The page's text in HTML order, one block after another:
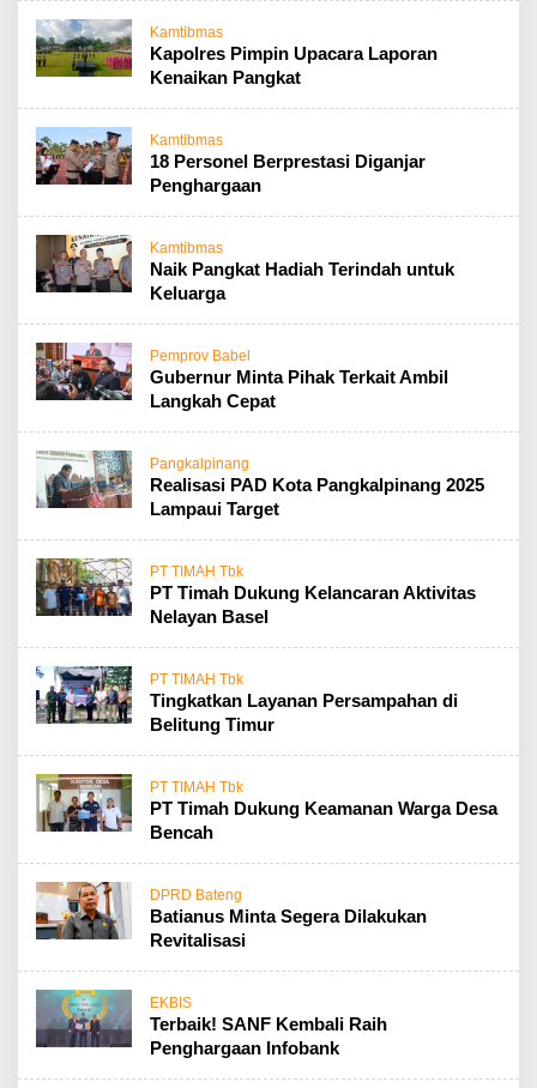
Kamtibmas
Kapolres Pimpin Upacara Laporan
Kenaikan Pangkat
Kamtibmas
18 Personel Berprestasi Diganjar
Penghargaan
Kamtibmas
Naik Pangkat Hadiah Terindah untuk
Keluarga
Pemprov Babel
Gubernur Minta Pihak Terkait Ambil
Langkah Cepat
Pangkalpinang
Realisasi PAD Kota Pangkalpinang 2025
Lampaui Target
PT TIMAH Tbk
PT Timah Dukung Kelancaran Aktivitas
Nelayan Basel
PT TIMAH Tbk
Tingkatkan Layanan Persampahan di
Belitung Timur
PT TIMAH Tbk
PT Timah Dukung Keamanan Warga Desa
Bencah
DPRD Bateng
Batianus Minta Segera Dilakukan
Revitalisasi
EKBIS
Terbaik! SANF Kembali Raih
Penghargaan Infobank